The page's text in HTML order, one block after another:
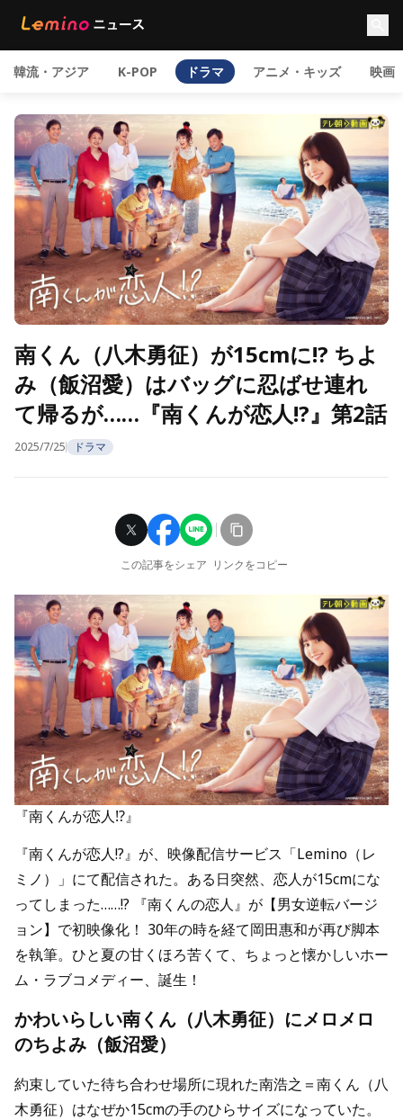
韓流・アジア K-POP ドラマ アニメ・キッズ 映画
南くん（八木勇征）が15cmに!? ちよ
み（飯沼愛）はバッグに忍ばせ連れ
て帰るが……『南くんが恋人!?』第2話
2025/7/25 ドラマ
この記事をシェア リンクをコピー
『南くんが恋人!?』
『南くんが恋人!?』が、映像配信サービス「Lemino（レ
ミノ）」にて配信された。ある日突然、恋人が15cmにな
ってしまった……!? 『南くんの恋人』が【男女逆転バージ
ョン】で初映像化！ 30年の時を経て岡田惠和が再び脚本
を執筆。ひと夏の甘くほろ苦くて、ちょっと懐かしいホー
ム・ラブコメディー、誕生！
かわいらしい南くん（八木勇征）にメロメロ
のちよみ（飯沼愛）
約束していた待ち合わせ場所に現れた南浩之＝南くん（八
木勇征）はなぜか15cmの手のひらサイズになっていた。